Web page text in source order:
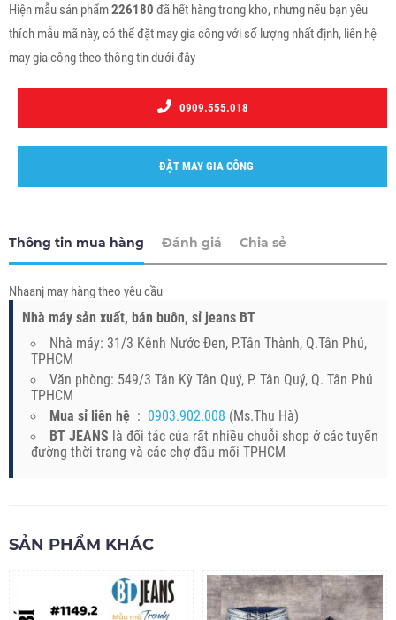
Hiện mẫu sản phẩm226180 đã hết hàng trong kho, nhưng nếu bạn yêu
thích mẫu mã này, có thể đặt may gia công với số lượng nhất định, liên hệ
may gia công theo thông tin dưới đây
0909.555.018
ĐẶT MAY GIA CÔNG
Thông tin mua hàng Đánh giá Chia sẻ
Nhaanj may hàng theo yêu cầu
Nhà máy sản xuất, bán buôn, sỉ jeans BT
Nhà máy: 31/3 Kênh Nước Đen, P.Tân Thành, Q.Tân Phú,
TPHCM
Văn phòng: 549/3 Tân Kỳ Tân Quý, P. Tân Quý, Q. Tân Phú
TPHCM
Mua sỉ liên hệ : 0903.902.008 (Ms.Thu Hà)
BT JEANS là đối tác của rất nhiều chuỗi shop ở các tuyến
đường thời trang và các chợ đầu mối TPHCM
SẢN PHẨM KHÁC